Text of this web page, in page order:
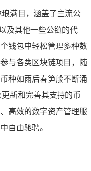
满目，涵盖了主流公
及其他一些公链的代
钱包中轻松管理多种数
与各类区块链项目，随
种如雨后春笋般不断涌
新和完善其支持的币
高效的数字资产管理服
自由驰骋。